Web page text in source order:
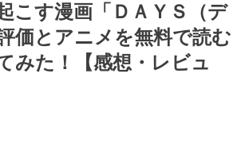
こす漫画「ＤＡＹＳ（デ
価とアニメを無料で読む
みた！【感想・レビュ